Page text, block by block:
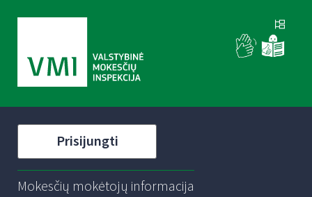
Prisijungti
Mokesčių mokėtojų informacija